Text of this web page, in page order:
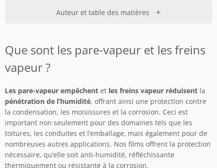
Auteur et table des matières +
Que sont les pare-vapeur et les freins
vapeur ?
Les pare-vapeur empêchent et les freins vapeur réduisent la
pénétration de l’humidité, offrant ainsi une protection contre
la condensation, les moisissures et la corrosion. Ceci est
important non seulement pour des domaines tels que les
toitures, les conduites et l’emballage, mais également pour de
nombreuses autres applications. Nos films offrent la protection
nécessaire, qu’elle soit anti-humidité, réfléchissante
thermiquement ou résistante à la corrosion.